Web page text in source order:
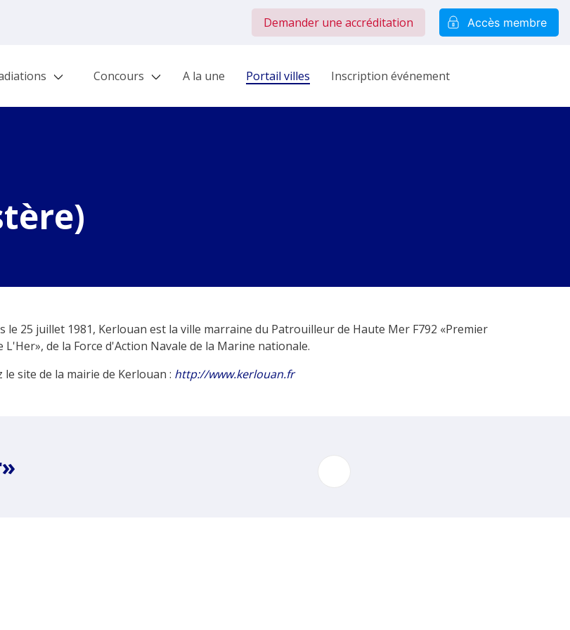
Demander une accréditation Accès membre
Concours A la une Portail villes Inscription événement
le 25 juillet 1981, Kerlouan est la ville marraine du Patrouilleur de Haute Mer F792 «Premier
L'Her», de la Force d'Action Navale de la Marine nationale.
le site de la mairie de Kerlouan : http://www.kerlouan.fr